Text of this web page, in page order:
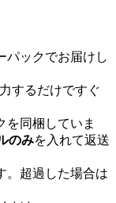
パックでお届けし
するだけですぐ
を同梱していま
のみを入れて返送
。超過した場合は